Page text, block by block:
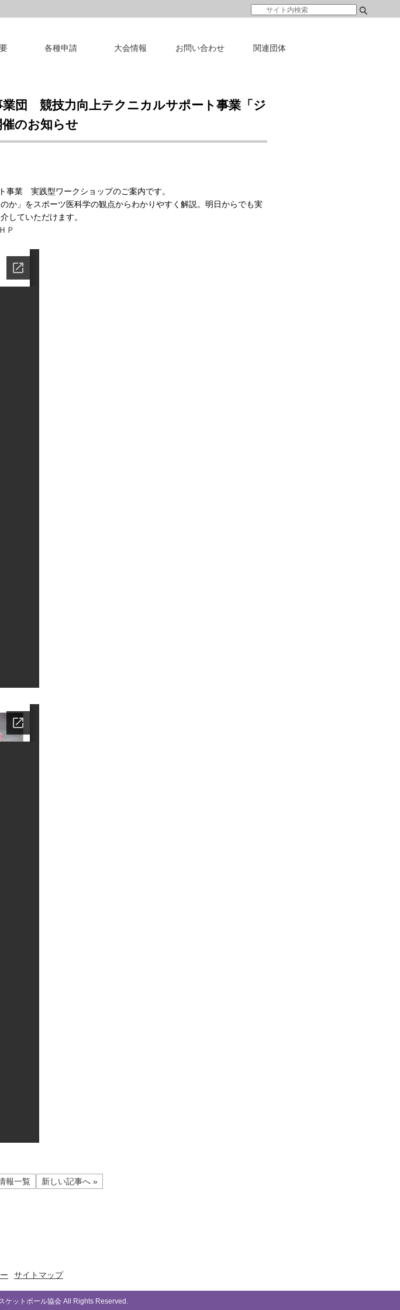
各種申請 大会情報 お問い合わせ 関連団体
団 競技力向上テクニカルサポート事業「ジ
のお知らせ
事業 実践型ワークショップのご案内です。
か」をスポーツ医科学の観点からわかりやすく解説。明日からでも実
していただけます。
ＨＰ
報一覧 新しい記事へ »
サイトマップ
ットボール協会 All Rights Reserved.